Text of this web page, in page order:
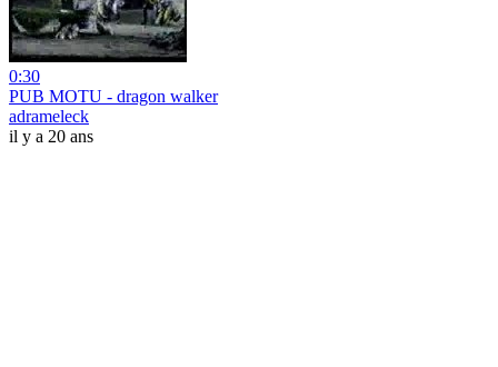
0:30
PUB MOTU - dragon walker
adrameleck
il y a 20 ans